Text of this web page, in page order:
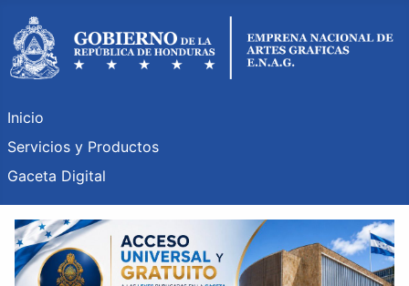
Inicio
Servicios y Productos
Gaceta Digital